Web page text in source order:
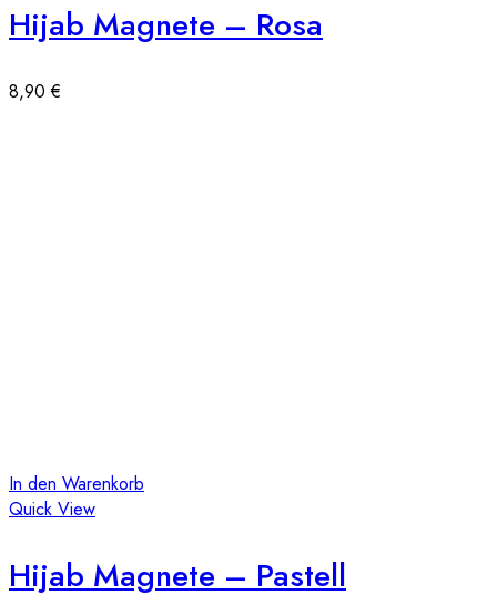
Hijab Magnete – Rosa
8,90€
In den Warenkorb
Quick View
Hijab Magnete – Pastell